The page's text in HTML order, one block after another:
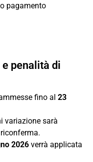
pagamento
penalità di
fino al 23
variazione sarà
2026 verrà applicata